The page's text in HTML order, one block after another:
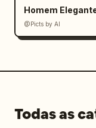
Homem
@Picts by AI
Todas as